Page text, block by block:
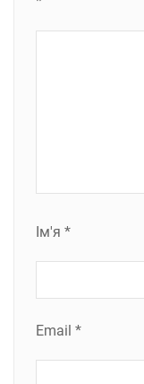
Ім'я *
Email *